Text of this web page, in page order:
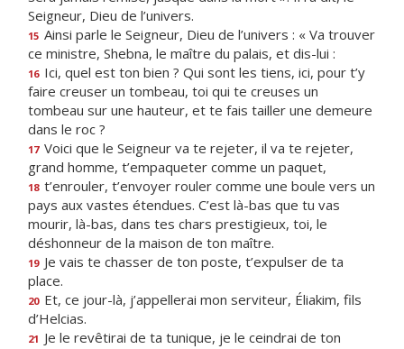
Seigneur, Dieu de l’univers.
15 Ainsi parle le Seigneur, Dieu de l’univers : « Va trouver
ce ministre, Shebna, le maître du palais, et dis-lui :
16 Ici, quel est ton bien ? Qui sont les tiens, ici, pour t’y
faire creuser un tombeau, toi qui te creuses un
tombeau sur une hauteur, et te fais tailler une demeure
dans le roc ?
17 Voici que le Seigneur va te rejeter, il va te rejeter,
grand homme, t’empaqueter comme un paquet,
18 t’enrouler, t’envoyer rouler comme une boule vers un
pays aux vastes étendues. C’est là-bas que tu vas
mourir, là-bas, dans tes chars prestigieux, toi, le
déshonneur de la maison de ton maître.
19 Je vais te chasser de ton poste, t’expulser de ta
place.
20 Et, ce jour-là, j’appellerai mon serviteur, Éliakim, fils
d’Helcias.
21 Je le revêtirai de ta tunique, je le ceindrai de ton